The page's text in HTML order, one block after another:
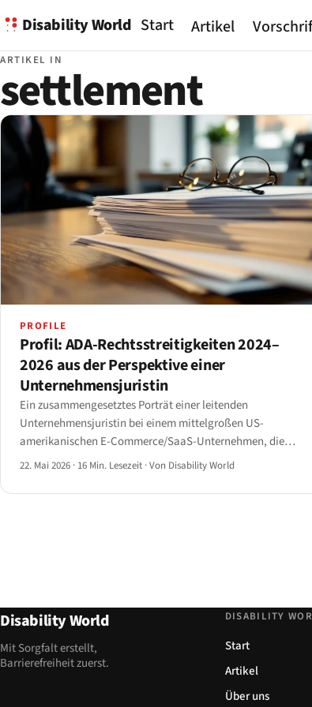
Disability World Start Artikel
ARTIKEL IN
settlement
PROFILE
Profil: ADA-Rechtsstreitigkeiten 2024–
2026 aus der Perspektive einer
Unternehmensjuristin
Ein zusammengesetztes Porträt einer leitenden
Unternehmensjuristin bei einem mittelgroßen US-
amerikanischen E-Commerce/SaaS-Unternehmen, die
zwischen 2024 und 2026 mehr als 50 ADA-Web-
Muster der Klägerseite und das frühe Vergleichsfenster.
22. Mai 2026 · 16 Min. Lesezeit ·Von Disability World
Disability World
Mit Sorgfalt erstellt,
Barrierefreiheit zuerst.
DISABILITY
Start
Artikel
Über uns